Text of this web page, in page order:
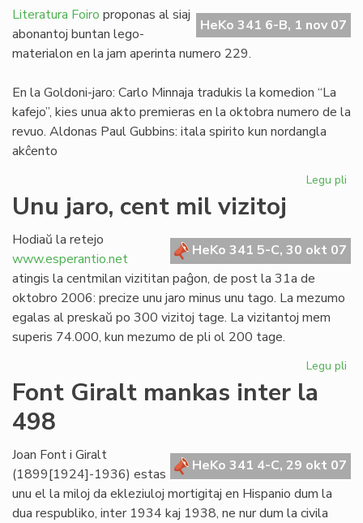
pri
Franco
HeKo 341 6-B, 1 nov 07
Literatura Foiro proponas al siaj
abonantoj buntan lego-
materialon en la jam aperinta numero 229.
En la Goldoni-jaro: Carlo Minnaja tradukis la komedion “La
kafejo”, kies unua akto premieras en la oktobra numero de la
revuo. Aldonas Paul Gubbins: itala spirito kun nordangla
akĉento
Legu pli
Unu jaro, cent mil vizitoj
HeKo 341 5-C, 30 okt 07
Hodiaŭ la retejo
www.esperantio.net
atingis la centmilan vizititan paĝon, de post la 31a de
oktobro 2006: precize unu jaro minus unu tago. La mezumo
egalas al preskaŭ po 300 vizitoj tage. La vizitantoj mem
superis 74.000, kun mezumo de pli ol 200 tage.
Legu pli
Font Giralt mankas inter la
498
HeKo 341 4-C, 29 okt 07
Joan Font i Giralt
(1899[1924]-1936) estas
unu el la miloj da ekleziuloj mortigitaj en Hispanio dum la
dua respubliko, inter 1934 kaj 1938, ne nur dum la civila